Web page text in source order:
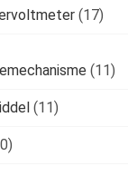
(17)
(11)
(11)